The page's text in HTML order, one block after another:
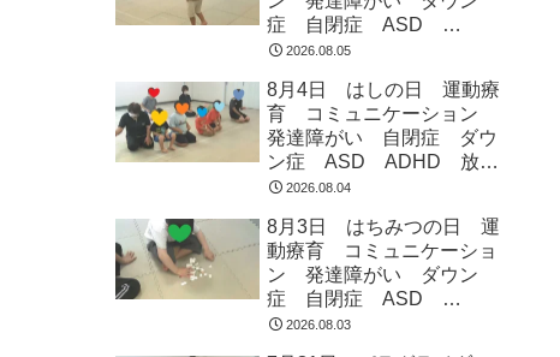
症 自閉症 ASD
ADHD 児童発達支援 放
市 つくばみらい市 坂東
市 守谷市
2026.08.05
8月4日 はしの日 運動療
育 コミュニケーション
発達障がい 自閉症 ダウ
ン症 ASD ADHD 放課
後等デイサービス 児童発
らい市 坂東市 守谷市
2026.08.04
8月3日 はちみつの日 運
動療育 コミュニケーショ
ン 発達障がい ダウン
症 自閉症 ASD
ADHD 児童発達支援 放
2026.08.03